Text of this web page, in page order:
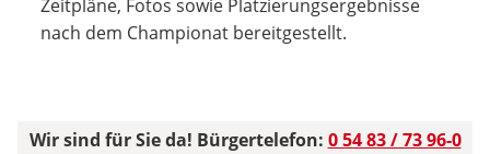
Zeitpläne, Fotos sowie Platzierungsergebnisse
nach dem Championat bereitgestellt.
Wir sind für Sie da! Bürgertelefon: 0 54 83 / 73 96-0